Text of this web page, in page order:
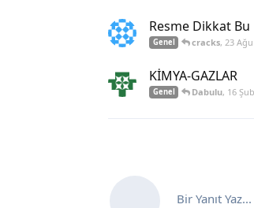
Resme Dikkat
Genel cracks,23
KİMYA-GAZLAR
Genel Dabulu, 16
Bir Yanıt Yaz...